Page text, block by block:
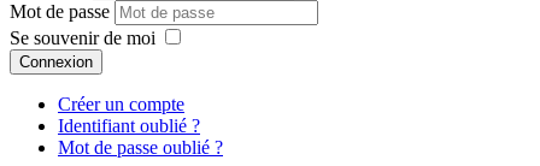
Mot de passe
Se souvenir de moi
Connexion
Créer un compte
Identifiant oublié ?
Mot de passe oublié ?